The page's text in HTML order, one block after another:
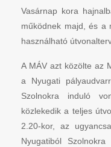
Vasárnap kora
működnek majd, és a
használható
A MÁV azt közölte az
a Nyugati
Szolnokra induló
közlekedik a teljes
2.20-kor, az
Nyugatiból Szolnokra